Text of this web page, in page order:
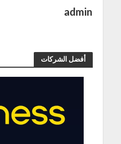
admin
أفضل الشركات